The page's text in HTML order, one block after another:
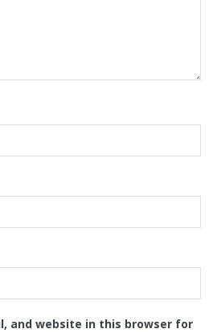
and website in this browser for